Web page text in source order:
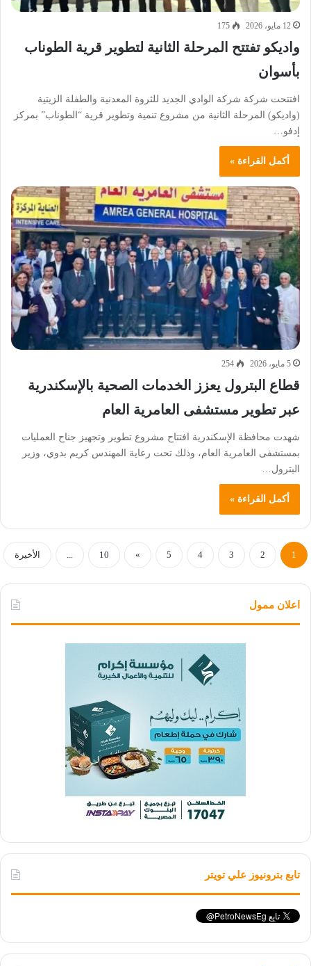
12 مايو، 2026 175
واديكو تفتتح المرحلة الثانية لتطوير قرية الطوناب
بأسوان
افتتحت شركة شركة الوادي الجديد للثروة المعدنية والطفلة الزيتية
(واديكو) المرحلة الثانية من مشروع تنمية وتطوير قرية “الطوناب” بمركز
إدفو…
أكمل القراءة »
5 مايو، 2026 254
قطاع البترول يعزز الخدمات الصحية بالإسكندرية
عبر تطوير مستشفى العامرية العام
شهدت محافظة الإسكندرية افتتاح مشروع تطوير وتجهيز جناح العمليات
بمستشفى العامرية العام، وذلك تحت رعاية المهندس كريم بدوي، وزير
البترول…
أكمل القراءة »
1
2
3
4
5
»
10
... الأخيرة
اعلان ممول
تابع بترونيوز علي تويتر